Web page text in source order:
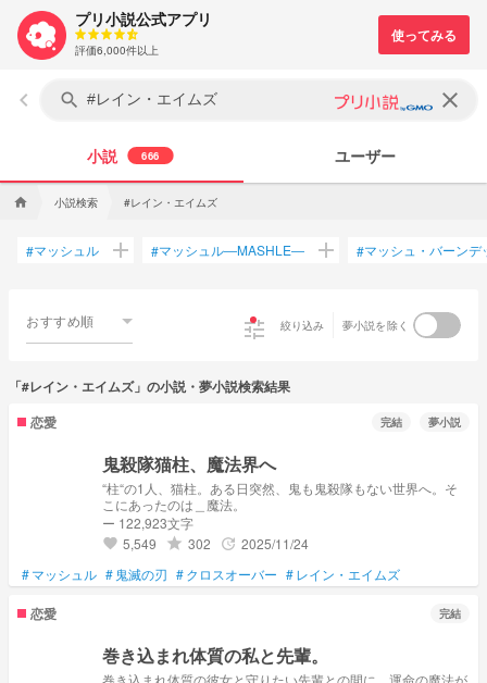
プリ小説公式アプリ
評価6,000件以上
keyboard_arrow_left search clear
小説 666 ユーザー
home 小説検索 #レイン・エイムズ
#マッシュル add #マッシュル―MASHLE― add #マッシュ・バーンデ
おすすめ順 tune 絞り込み 夢小説を除く
「#レイン・エイムズ」の小説・夢小説検索結果
恋愛
完結 夢小説
鬼殺隊猫柱、魔法界へ
“柱“の1人、猫柱。ある日突然、鬼も鬼殺隊もない世界へ。そ
こにあったのは＿魔法。
ー 122,923文字
favorite 5,549 grade 302 update 2025/11/24
#マッシュル # 鬼滅の刃 #クロスオーバー #レイン・エイムズ
恋愛 完結
巻き込まれ体質の私と先輩。